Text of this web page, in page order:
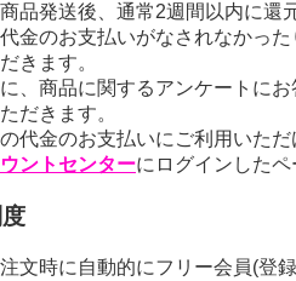
品発送後、通常2週間以内に還
金のお支払いがなされなかっ
きます。
、商品に関するアンケートに
だきます。
代金のお支払いにご利用いた
ントセンターにログインした
文時に自動的にフリー会員(登